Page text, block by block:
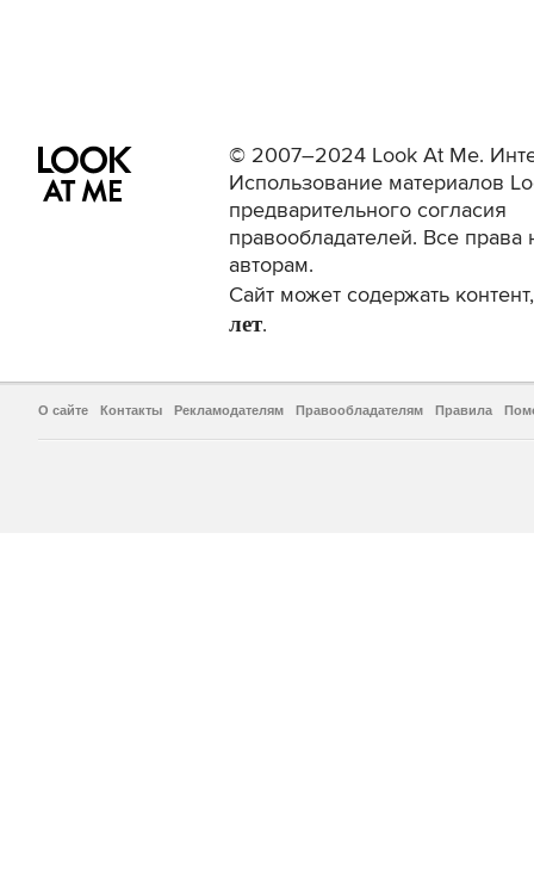
© 2007–2024 Look At Me.
Использование материалов
предварительного согласия
правообладателей. Все права
авторам.
Сайт может содержать
лет.
О сайте Контакты Рекламодателям Правообладателям Правила